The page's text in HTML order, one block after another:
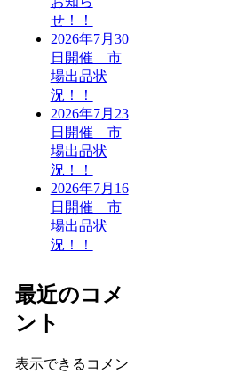
せ！！
2026年7月30
日開催 市
場出品状
況！！
2026年7月23
日開催 市
場出品状
況！！
2026年7月16
日開催 市
場出品状
況！！
最近のコメ
ント
表示できるコメン